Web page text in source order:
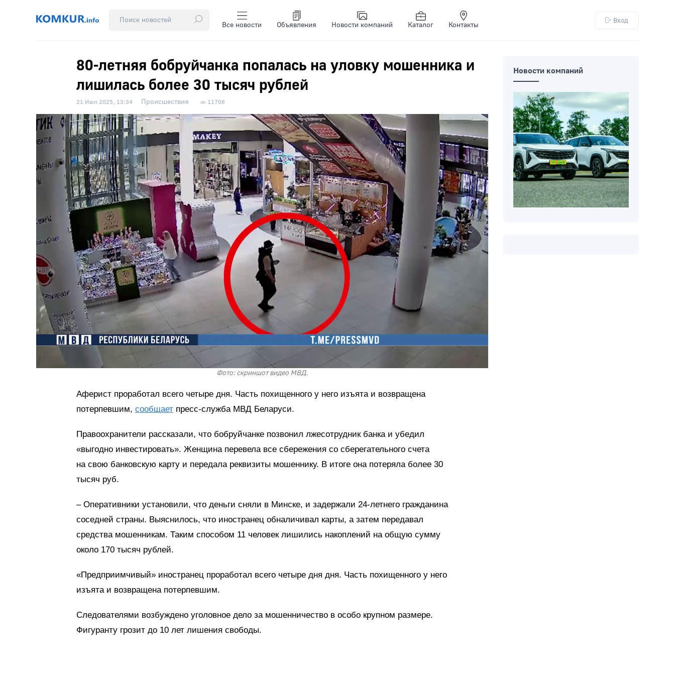
Все новости Объявления Новости компаний Каталог Контакты
Вход
80-летняя бобруйчанка попалась на уловку мошенника и
лишилась более 30 тысяч рублей
21 Июл 2025, 13:34 Происшествия 11708
Фото: скриншот видео МВД.
Аферист проработал всего четыре дня. Часть похищенного у него изъята и возвращена
потерпевшим, сообщает пресс-служба МВД Беларуси.
Правоохранители рассказали, что бобруйчанке позвонил лжесотрудник банка и убедил
«выгодно инвестировать». Женщина перевела все сбережения со сберегательного счета
на свою банковскую карту и передала реквизиты мошеннику. В итоге она потеряла более 30
тысяч руб.
– Оперативники установили, что деньги сняли в Минске, и задержали 24-летнего гражданина
соседней страны. Выяснилось, что иностранец обналичивал карты, а затем передавал
средства мошенникам. Таким способом 11 человек лишились накоплений на общую сумму
около 170 тысяч рублей.
«Предприимчивый» иностранец проработал всего четыре дня дня. Часть похищенного у него
изъята и возвращена потерпевшим.
Следователями возбуждено уголовное дело за мошенничество в особо крупном размере.
Фигуранту грозит до 10 лет лишения свободы.
Новости компаний